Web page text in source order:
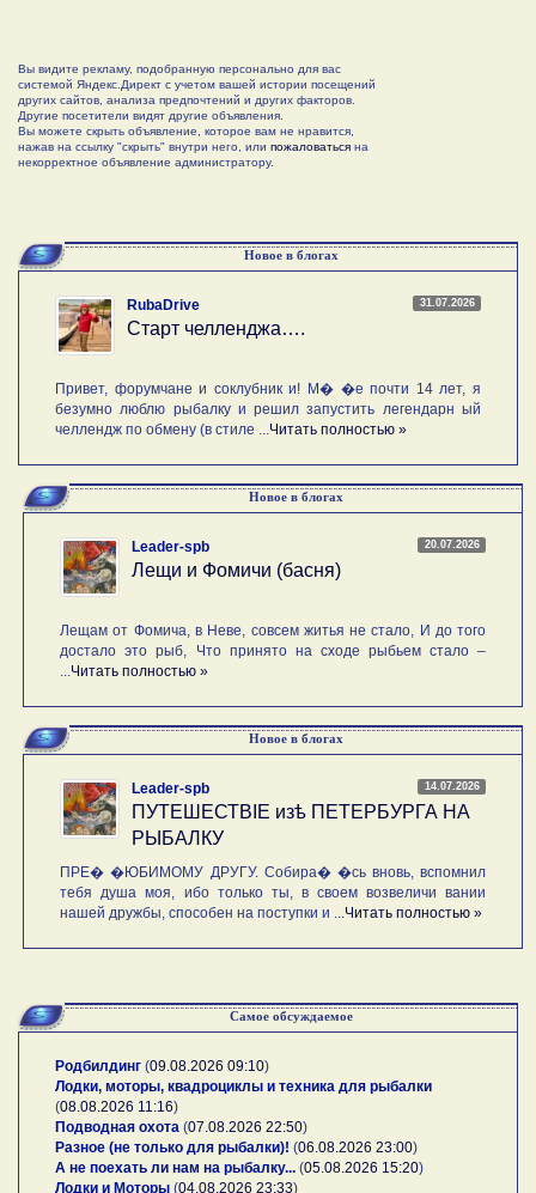
Вы видите рекламу, подобранную персонально для вас
системой Яндекс.Директ с учетом вашей истории посещений
других сайтов, анализа предпочтений и других факторов.
Другие посетители видят другие объявления.
Вы можете скрыть объявление, которое вам не нравится,
нажав на ссылку "скрыть" внутри него, или пожаловаться на
некорректное объявление администратору.
Новое в блогах
31.07.2026
RubaDrive
Старт челленджа….
Привет, форумчане и соклубник и! М� �е почти 14 лет, я
безумно люблю рыбалку и решил запустить легендарн ый
челлендж по обмену (в стиле ... Читать полностью »
Новое в блогах
20.07.2026
Leader-spb
Лещи и Фомичи (басня)
Лещам от Фомича, в Неве, совсем житья не стало, И до того
достало это рыб, Что принято на сходе рыбьем стало –
Читать полностью »
Новое в блогах
14.07.2026
Leader-spb
ПУТЕШЕСТВIE изѣ ПЕТЕРБУРГА НА
РЫБАЛКУ
ПРЕ� �ЮБИМОМУ ДРУГУ. Собира� �сь вновь, вспомнил
тебя душа моя, ибо только ты, в своем возвеличи вании
нашей дружбы, способен на поступки и ... Читать полностью »
Самое обсуждаемое
Родбилдинг (09.08.2026 09:10)
Лодки, моторы, квадроциклы и техника для рыбалки
(08.08.2026 11:16)
Подводная охота (07.08.2026 22:50)
Разное (не только для рыбалки)! (06.08.2026 23:00)
А не поехать ли нам на рыбалку... (05.08.2026 15:20)
Лодки и Моторы (04.08.2026 23:33)